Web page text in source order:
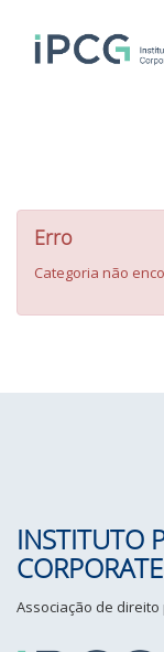
Erro
Categoria não
INSTITUTO
Associação de